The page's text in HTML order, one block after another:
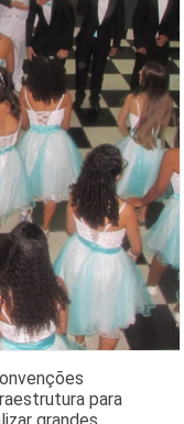
para
grandes